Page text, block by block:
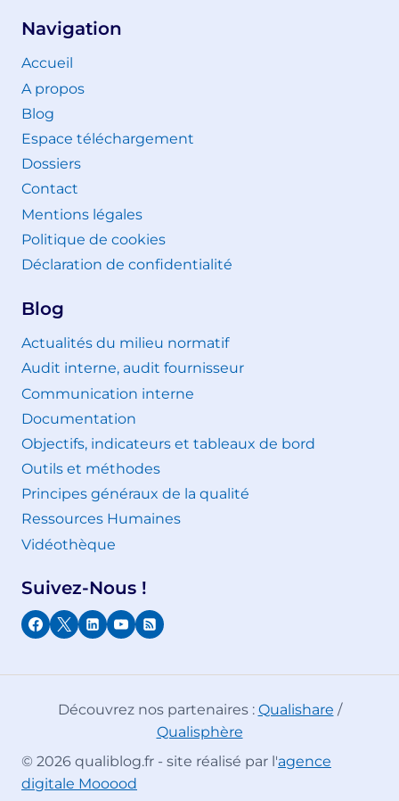
Navigation
Accueil
A propos
Blog
Espace téléchargement
Dossiers
Contact
Mentions légales
Politique de cookies
Déclaration de confidentialité
Blog
Actualités du milieu normatif
Audit interne, audit fournisseur
Communication interne
Documentation
Objectifs, indicateurs et tableaux de bord
Outils et méthodes
Principes généraux de la qualité
Ressources Humaines
Vidéothèque
Suivez-Nous !
Découvrez nos partenaires : Qualishare /
Qualisphère
© 2026 qualiblog.fr - site réalisé par l'agence
digitale Mooood